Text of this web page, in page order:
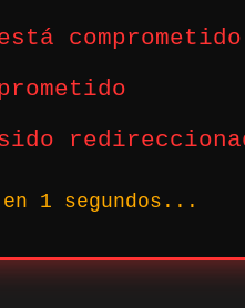
comprometido
1 segundos...